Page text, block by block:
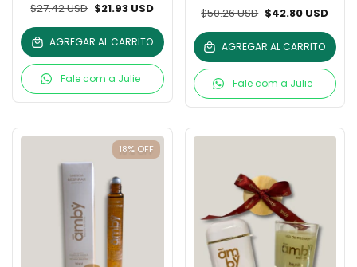
$27.42 USD $21.93 USD
AGREGAR AL CARRITO
Fale com a Julie
$50.26 USD $42.80 USD
AGREGAR AL CARRITO
Fale com a Julie
18% OFF